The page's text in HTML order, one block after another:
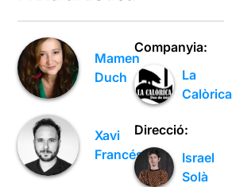
Mamen
Duch
Xavi
Francés
Companyia:
La
Calòrica
Direcció:
Israel
Solà